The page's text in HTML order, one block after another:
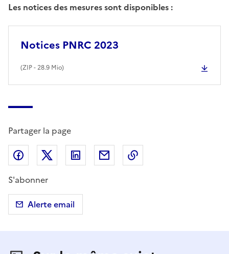
Les notices des mesures sont disponibles :
Notices PNRC 2023
(ZIP- 28.9 Mio)
Partager la page
Partager sur Facebook
Partager sur X (anciennement Twitter)
Partager sur LinkedIn
Partager par email
S'abonner
Alerte email